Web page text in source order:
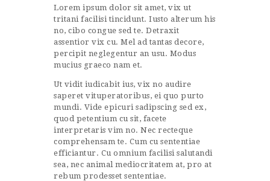
Lorem ipsum dolor sit amet, vix ut
tritani facilisi tincidunt. Iusto alterum his
no, cibo congue sed te. Detraxit
assentior vix cu. Mel ad tantas decore,
percipit neglegentur an usu. Modus
mucius graeco nam et.
Ut vidit iudicabit ius, vix no audire
saperet vituperatoribus, ei quo purto
mundi. Vide epicuri sadipscing sed ex,
quod petentium cu sit, facete
interpretaris vim no. Nec recteque
comprehensam te. Cum cu sententiae
efficiantur. Cu omnium facilisi salutandi
sea, nec animal mediocritatem at, pro at
rebum prodesset sententiae.